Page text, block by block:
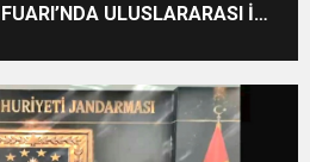
FUARI’NDA ULUSLARARASI İŞ
BAŞLADI